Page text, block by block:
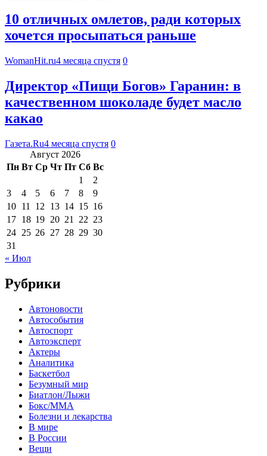
10 отличных омлетов, ради которых
хочется просыпаться раньше
WomanHit.ru4 месяца спустя 0
Директор «Пищи Богов» Гаранин: в
качественном шоколаде будет масло
какао
Газета.Ru4 месяца спустя 0
Август 2026
Пн Вт Ср Чт Пт Сб Вс
1
2
3
4 5 6 7 8
9
10 11 12 13 14 15 16
17 18 19 20 21 22 23
24 25 26 27 28 29 30
31
« Июл
Рубрики
Автоновости
Автособытия
Автоспорт
Автоэксперт
Актеры
Аналитика
Баскетбол
Безумный мир
Биатлон/Лыжи
Бокс/MMA
Болезни и лекарства
В мире
В России
Вещи